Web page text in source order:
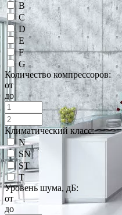
B
C
D
E
F
G
Количество компрессоров:
от
до
Климатический класс:
N
SN
ST
T
Уровень шума, дБ:
от
до